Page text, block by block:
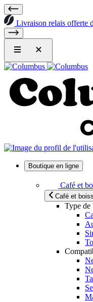
Livraison relais offerte
Boutique en ligne
Café et
Café et
Type de